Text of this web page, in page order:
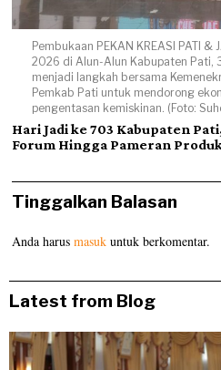
Pembukaan PEKAN KREASI PATI &
2026 di Alun-Alun Kabupaten Pati,
menjadi langkah bersama
Pemkab Pati untuk mendorong
pengentasan kemiskinan. (Foto:
Hari Jadi ke 703 Kabupaten
Forum Hingga Pameran
Tinggalkan Balasan
Anda harusmasuk untuk berkomentar.
Latest from Blog